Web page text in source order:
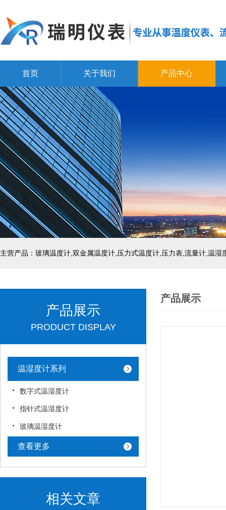
首页 关于我们 产品中心
产品展示
PRODUCT DISPLAY
温湿度计系列
数字式温湿度计
指针式温湿度计
玻璃温湿度计
查看更多
相关文章
产品展示